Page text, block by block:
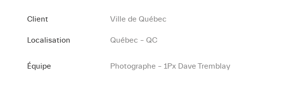
Client Ville de Québec
Localisation Québec – QC
Équipe Photographe – 1Px Dave Tremblay